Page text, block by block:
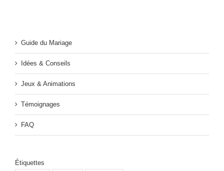
Guide du Mariage
Idées & Conseils
Jeux & Animations
Témoignages
FAQ
Étiquettes